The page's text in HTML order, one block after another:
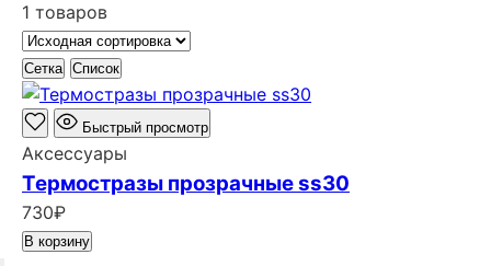
1 товаров
Сетка Список
Быстрый просмотр
Аксессуары
Термостразы прозрачные ss30
730₽
В корзину